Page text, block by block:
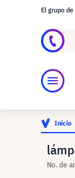
El grupo
Inicio
No. de